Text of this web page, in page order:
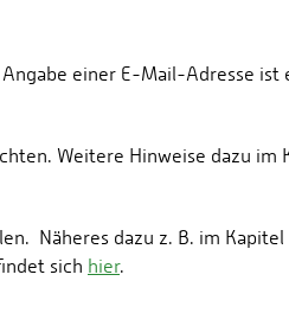
einer E-Mail-Adresse ist
Weitere Hinweise dazu im
Näheres dazu z. B. im Kapitel
sich hier.